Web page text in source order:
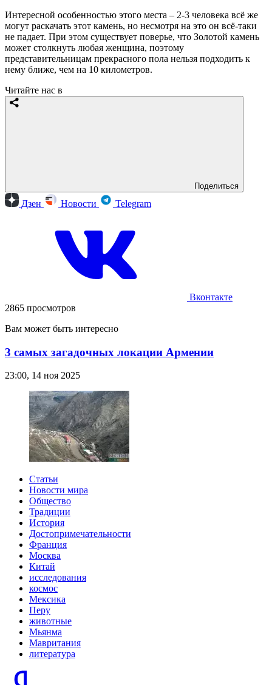
Интересной особенностью этого места – 2-3 человека всё же
могут раскачать этот камень, но несмотря на это он всё-таки
не падает. При этом существует поверье, что Золотой камень
может столкнуть любая женщина, поэтому
представительницам прекрасного пола нельзя подходить к
нему ближе, чем на 10 километров.
Читайте нас в
Поделиться
Дзен Новости Telegram
Вконтакте
2865 просмотров
Вам может быть интересно
3 самых загадочных локации Армении
23:00, 14 ноя 2025
Статьи
Новости мира
Общество
Традиции
История
Достопримечательности
Франция
Москва
Китай
исследования
космос
Мексика
Перу
животные
Мьянма
Мавритания
литература